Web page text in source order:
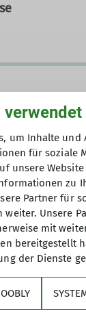
um Inhalte und
für soziale
unsere
zu
Partner für
weiter. Unsere
mit
bereitgestellt
der Dienste